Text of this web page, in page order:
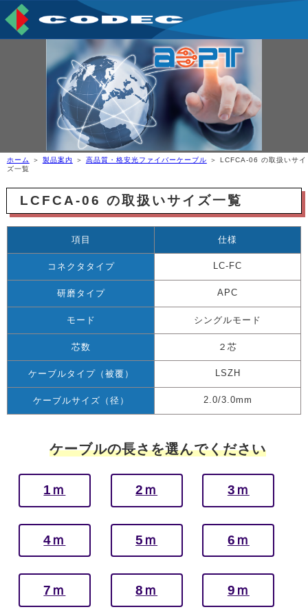
ホーム ＞ 製品案内 ＞ 高品質・格安光ファイバーケーブル ＞ LCFCA-06 の取扱いサイ
ズ一覧
LCFCA-06 の取扱いサイズ一覧
項目 仕様
コネクタタイプ LC-FC
研磨タイプ APC
モード シングルモード
芯数 ２芯
ケーブルタイプ（被覆） LSZH
ケーブルサイズ（径） 2.0/3.0mm
ケーブルの長さを選んでください
1ｍ 2ｍ 3ｍ
4ｍ 5ｍ 6ｍ
7ｍ 8ｍ 9ｍ